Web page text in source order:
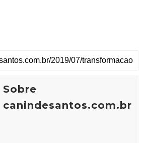
Sobre
canindesantos.com.br